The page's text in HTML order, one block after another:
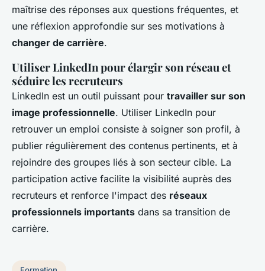
maîtrise des réponses aux questions fréquentes, et
une réflexion approfondie sur ses motivations à
changer de carrière.
Utiliser LinkedIn pour élargir son réseau et
séduire les recruteurs
LinkedIn est un outil puissant pour travailler sur son
image professionnelle. Utiliser LinkedIn pour
retrouver un emploi consiste à soigner son profil, à
publier régulièrement des contenus pertinents, et à
rejoindre des groupes liés à son secteur cible. La
participation active facilite la visibilité auprès des
recruteurs et renforce l'impact des réseaux
professionnels importants dans sa transition de
carrière.